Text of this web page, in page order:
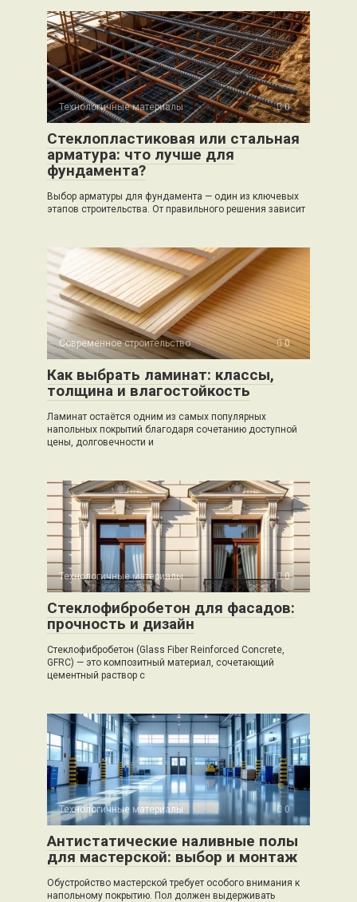
Технологичные материалы 0
Стеклопластиковая или стальная
арматура: что лучше для
фундамента?
Выбор арматуры для фундамента — один из ключевых
этапов строительства. От правильного решения зависит
Современное строительство 0
Как выбрать ламинат: классы,
толщина и влагостойкость
Ламинат остаётся одним из самых популярных
напольных покрытий благодаря сочетанию доступной
цены, долговечности и
Технологичные материалы 0
Стеклофибробетон для фасадов:
прочность и дизайн
Стеклофибробетон (Glass Fiber Reinforced Concrete,
GFRC) — это композитный материал, сочетающий
цементный раствор с
Технологичные материалы 0
Антистатические наливные полы
для мастерской: выбор и монтаж
Обустройство мастерской требует особого внимания к
напольному покрытию. Пол должен выдерживать